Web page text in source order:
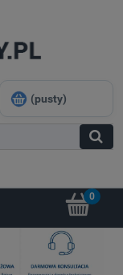
(pusty)